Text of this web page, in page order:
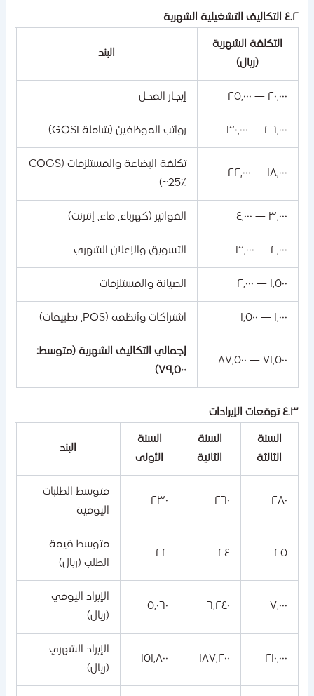
التكلفة الشهرية
(ريال)
٢٠,٠٠٠ — ٢٥,٠٠٠ إيجار المحل
٢٦,٠٠٠ — ٣٠,٠٠٠ رواتب الموظفين (شاملة GOSI)
١٨,٠٠٠ — ٢٢,٠٠٠
تكلفة البضاعة والمستلزمات (COGS
~25٪)
الفواتير (كهرباء، ماء، إنترنت)
التسويق والإعلان الشهري
الصيانة والمستلزمات
اشتراكات وأنظمة (POS، تطبيقات)
٧١,٥٠٠ — ٨٧,٥٠٠
إجمالي التكاليف الشهرية (متوسط:
٧٩,٥٠٠)
السنة
الثالثة
السنة
الثانية
السنة
الأولى
متوسط الطلبات
اليومية
متوسط قيمة
الطلب (ريال)
٦,٢٤٠ ٥,٠٦٠
الإيراد اليومي
(ريال)
٢١٠,٠٠٠ ١٨٧,٢٠٠ ١٥١,٨٠٠
الإيراد الشهري
(ريال)